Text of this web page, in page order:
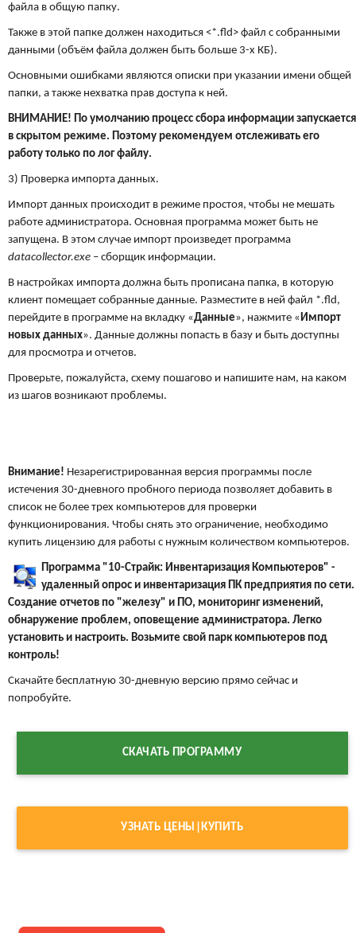
файла в общую папку.
Также в этой папке должен находиться <*.fld> файл с собранными
данными (объём файла должен быть больше 3-х КБ).
Основными ошибками являются описки при указании имени общей
папки, а также нехватка прав доступа к ней.
ВНИМАНИЕ! По умолчанию процесс сбора информации запускается
в скрытом режиме. Поэтому рекомендуем отслеживать его
работу только по лог файлу.
3) Проверка импорта данных.
Импорт данных происходит в режиме простоя, чтобы не мешать
работе администратора. Основная программа может быть не
запущена. В этом случае импорт произведет программа
datacollector.exe – сборщик информации.
В настройках импорта должна быть прописана папка, в которую
клиент помещает собранные данные. Разместите в ней файл *.fld,
перейдите в программе на вкладку «Данные», нажмите « Импорт
новых данных». Данные должны попасть в базу и быть доступны
для просмотра и отчетов.
Проверьте, пожалуйста, схему пошагово и напишите нам, на каком
из шагов возникают проблемы.
Внимание! Незарегистрированная версия программы после
истечения 30-дневного пробного периода позволяет добавить в
список не более трех компьютеров для проверки
функционирования. Чтобы снять это ограничение, необходимо
купить лицензию для работы с нужным количеством компьютеров.
Программа "10-Страйк: Инвентаризация Компьютеров" -
удаленный опрос и инвентаризация ПК предприятия по сети.
Создание отчетов по "железу" и ПО, мониторинг изменений,
обнаружение проблем, оповещение администратора. Легко
установить и настроить. Возьмите свой парк компьютеров под
контроль!
Скачайте бесплатную 30-дневную версию прямо сейчас и
попробуйте.
СКАЧАТЬ ПРОГРАММУ
УЗНАТЬ ЦЕНЫ|КУПИТЬ